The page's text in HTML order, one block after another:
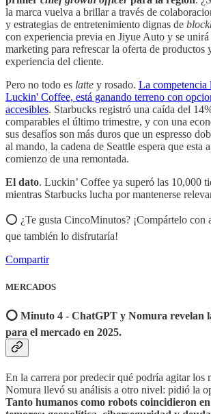
la marca vuelva a brillar a través de
y estrategias de entretenimiento dignas de
con experiencia previa en Jiyue Auto y se
marketing para refrescar la oferta de productos
experiencia del cliente.
Pero no todo es latte y rosado. La competencia
Luckin' Coffee, está ganando terreno con
accesibles. Starbucks registró una caída del
comparables el último trimestre, y con una
sus desafíos son más duros que un espresso
al mando, la cadena de Seattle espera que esta
comienzo de una remontada.
El dato. Luckin’ Coffee ya superó las 10,000
mientras Starbucks lucha por mantenerse
⭕️ ¿Te gusta CincoMinutos? ¡Compártelo con
que también lo disfrutaría!
Compartir
MERCADOS
⭕️ Minuto 4 - ChatGPT y Nomura revelan
para el mercado en 2025.
En la carrera por predecir qué podría agitar los
Nomura llevó su análisis a otro nivel: pidió la
Tanto humanos como robots coincidieron